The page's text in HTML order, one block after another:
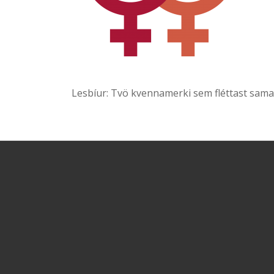
Lesbíur: Tvö kvennamerki sem fléttast